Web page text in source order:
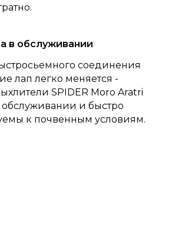
в обслуживании
соединения
лап легко меняется -
SPIDER Moro Aratri
обслуживании и быстро
к почвенным условиям.